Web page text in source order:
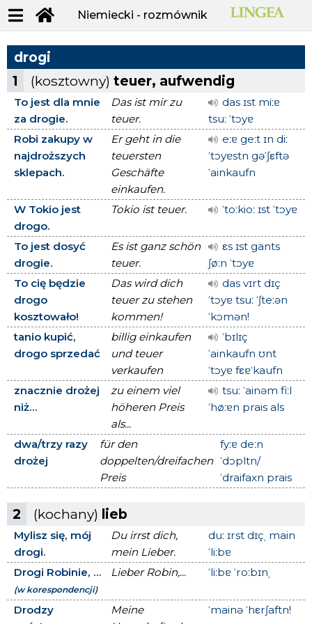
Niemiecki - rozmównik
drogi
1
(kosztowny) teuer, aufwendig
To jest dla mnie
za drogie.
Das ist mir zu
teuer.
das ɪst miːɐ
tsuː ˈtɔyɐ
Robi zakupy w
najdroższych
sklepach.
Er geht in die
teuersten
Geschäfte
einkaufen.
eːɐ geːt ɪn diː
ˈtɔyɐstn gəˈʃεftə
ˈainkaufn
W Tokio jest
drogo.
Tokio ist teuer. ˈtoːkioː ɪst ˈtɔyɐ
To jest dosyć
drogie.
Es ist ganz schön
teuer.
εs ɪst gants
ʃøːn ˈtɔyɐ
To cię będzie
drogo
kosztowało!
Das wird dich
teuer zu stehen
kommen!
das vɪrt dɪç
ˈtɔyɐ tsuː ˈʃteːən
ˈkɔmən!
tanio kupić,
drogo sprzedać
billig einkaufen
und teuer
verkaufen
ˈbɪlɪç
ˈainkaufn ʊnt
ˈtɔyɐ fεɐˈkaufn
znacznie drożej
niż...
zu einem viel
höheren Preis
als...
tsuː ˈainəm fiːl
ˈhøːɐn prais als
dwa/trzy razy
drożej
für den
doppelten/dreifachen
Preis
fyːɐ deːn
ˈdɔpltn/
ˈdraifaxn prais
2 (kochany) lieb
Mylisz się, mój
drogi.
Du irrst dich,
mein Lieber.
duː ɪrst dɪçˌ main
ˈliːbɐ
Drogi Robinie, ...
(w korespondencji)
Lieber Robin,... ˈliːbɐ ˈroːbɪnˌ
Drodzy
Meine
ˈmainə ˈhεrʃaftn!